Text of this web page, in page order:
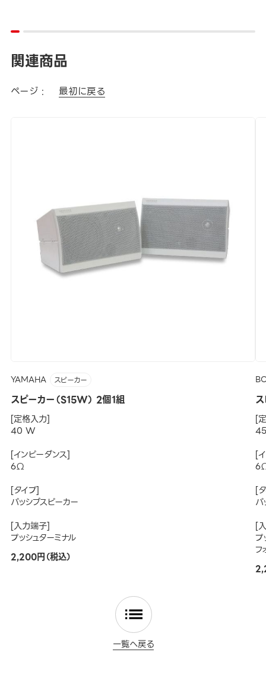
関連商品
ページ : 最初に戻る
YAMAHA スピーカー
スピーカー（S15W） 2個1組
[定格入力]
40 W
[インピーダンス]
6Ω
[タイプ]
パッシブスピーカー
[入力端子]
プッシュターミナル
2,200円（税込）
[
[
[
パ
[
プ
フ
一覧へ戻る